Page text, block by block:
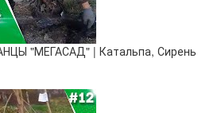
"МЕГАСАД" | Катальпа, Сирень